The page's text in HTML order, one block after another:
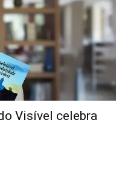
Visível celebra